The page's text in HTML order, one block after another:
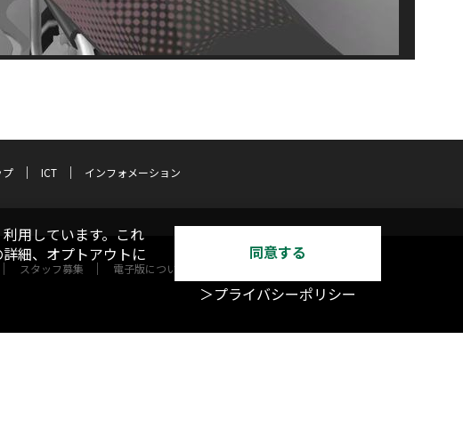
プ ICT
インフォメーション
スタッフ募集 電子版について
用しています。これ
細、オプトアウトに
同意する
＞プライバシーポリシー